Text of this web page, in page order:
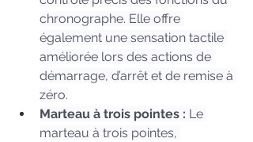
chronographe. Elle offre
également une sensation tactile
améliorée lors des actions de
démarrage, d’arrêt et de remise à
zéro.
Marteau à trois pointes : Le
marteau à trois pointes,